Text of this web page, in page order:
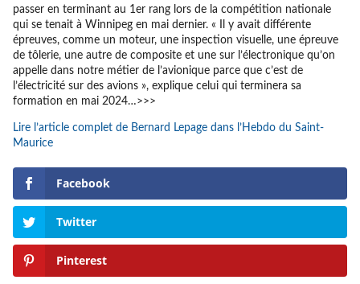
passer en terminant au 1er rang lors de la compétition nationale
qui se tenait à Winnipeg en mai dernier. « Il y avait différente
épreuves, comme un moteur, une inspection visuelle, une épreuve
de tôlerie, une autre de composite et une sur l’électronique qu’on
appelle dans notre métier de l’avionique parce que c’est de
l’électricité sur des avions », explique celui qui terminera sa
formation en mai 2024…>>>
Lire l’article complet de Bernard Lepage dans l’Hebdo du Saint-
Maurice
Facebook
Twitter
Pinterest